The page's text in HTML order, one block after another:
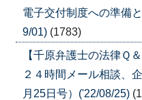
電子交付制度への準備
9/01) (1783)
【千原弁護士の法律
２４時間メール相談、
月25日号）('22/08/25)